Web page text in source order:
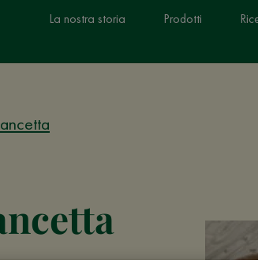
La nostra storia Prodotti
finisce